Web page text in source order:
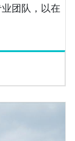
团队，以在